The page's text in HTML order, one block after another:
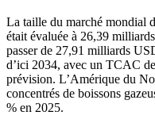
La taille du marché mondial
était évaluée à 26,39
passer de 27,91 milliards
d’ici 2034, avec un TCAC
prévision. L’Amérique du
concentrés de boissons
% en 2025.